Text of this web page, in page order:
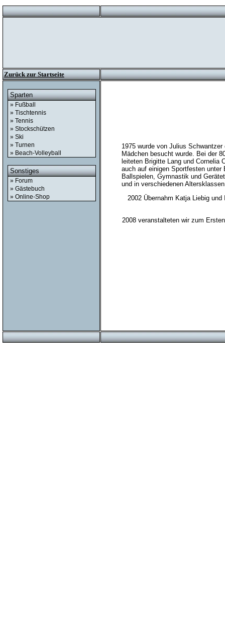
Zurück zur Startseite
Sparten
» Fußball
» Tischtennis
» Tennis
» Stockschützen
» Ski
» Turnen
» Beach-Volleyball
Sonstiges
» Forum
» Gästebuch
» Online-Shop
1975 wurde von Julius
Mädchen besucht wurde. Bei der
leiteten Brigitte Lang und Cornelia
auch auf einigen Sportfesten
Ballspielen, Gymnastik und
und in verschiedenen
2002 Übernahm Katja Liebig
2008 veranstalteten wir zum